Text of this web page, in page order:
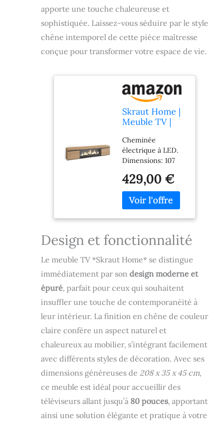
apporte une touche chaleureuse et
sophistiquée. Laissez-vous séduire par le style
chêne intemporel de cette pièce maîtresse
conçue pour transformer votre espace de vie.
Skraut Home |
Meuble TV |
Grand Espace
de Rangement |
210 | pour Les
TV jusqu'à 80" |
Cheminée
électrique XXL
| Style
Chêne
Cheminée
électrique à LED.
Dimensions: 107
de haut. Effet de
feu 3D
incroyablement
réaliste. Pas de
risque de brûlure
source de chaleur.
Comprend une
télécommande et 3
niveaux
d'intensité. Meuble
TV avec porte,
grande capacité de
Dimensions du
module: 51 cm. de
largeur, 45 cm. de
profondeur.
Couleur chêne et
noir avec un
veinage du bois
poreux au touché
429,00 €
Design et fonctionnalité
Le meuble TV *Skraut Home* se distingue
immédiatement par son design moderne et
épuré, parfait pour ceux qui souhaitent
insuffler une touche de contemporanéité à
leur intérieur. La finition en chêne de couleur
claire confère un aspect naturel et
chaleureux au mobilier, s’intégrant facilement
avec différents styles de décoration. Avec ses
dimensions généreuses de 208 x 35 x 45 cm,
ce meuble est idéal pour accueillir des
téléviseurs allant jusqu’à 80 pouces, apportant
ainsi une solution élégante et pratique à votre